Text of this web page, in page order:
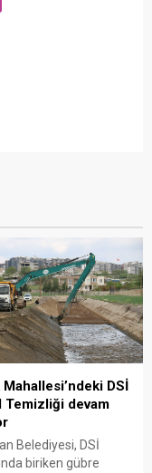
Mahallesi’ndeki DSİ
Temizliği devam
Belediyesi, DSİ
biriken gübre